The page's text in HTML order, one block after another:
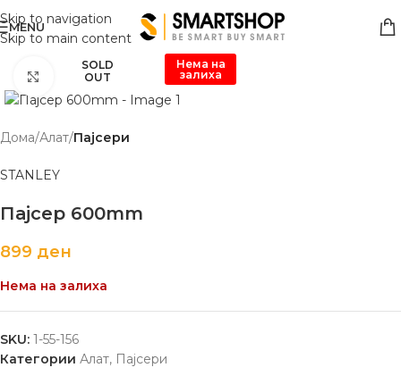
Skip to navigation
Skip to main content
MENU
SOLD
OUT
Click to enlarge
Нема на
залиха
Дома Алат Пајсери
STANLEY
Пајсер 600mm
899 ден
Нема на залиха
SKU: 1-55-156
Категории Алат, Пајсери